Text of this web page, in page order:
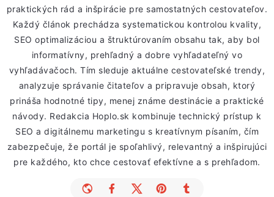
praktických rád a inšpirácie pre samostatných cestovateľov.
Každý článok prechádza systematickou kontrolou kvality,
SEO optimalizáciou a štruktúrovaním obsahu tak, aby bol
informatívny, prehľadný a dobre vyhľadateľný vo
vyhľadávačoch. Tím sleduje aktuálne cestovateľské trendy,
analyzuje správanie čitateľov a pripravuje obsah, ktorý
prináša hodnotné tipy, menej známe destinácie a praktické
návody. Redakcia Hoplo.sk kombinuje technický prístup k
SEO a digitálnemu marketingu s kreatívnym písaním, čím
zabezpečuje, že portál je spoľahlivý, relevantný a inšpirujúci
pre každého, kto chce cestovať efektívne a s prehľadom.